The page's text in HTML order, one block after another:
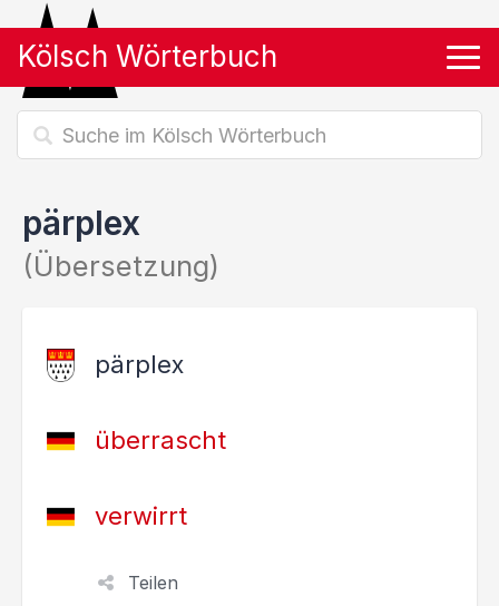
Kölsch Wörterbuch
pärplex
(Übersetzung)
pärplex
überrascht
verwirrt
Teilen